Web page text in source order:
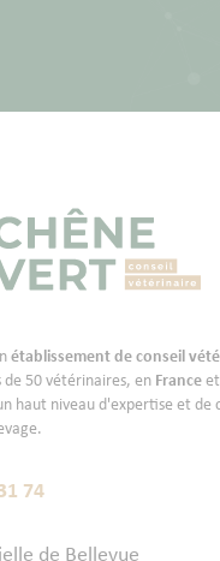
établissement de conseil
de 50 vétérinaires, en Franceet
haut niveau d'expertise et de
74
de Bellevue